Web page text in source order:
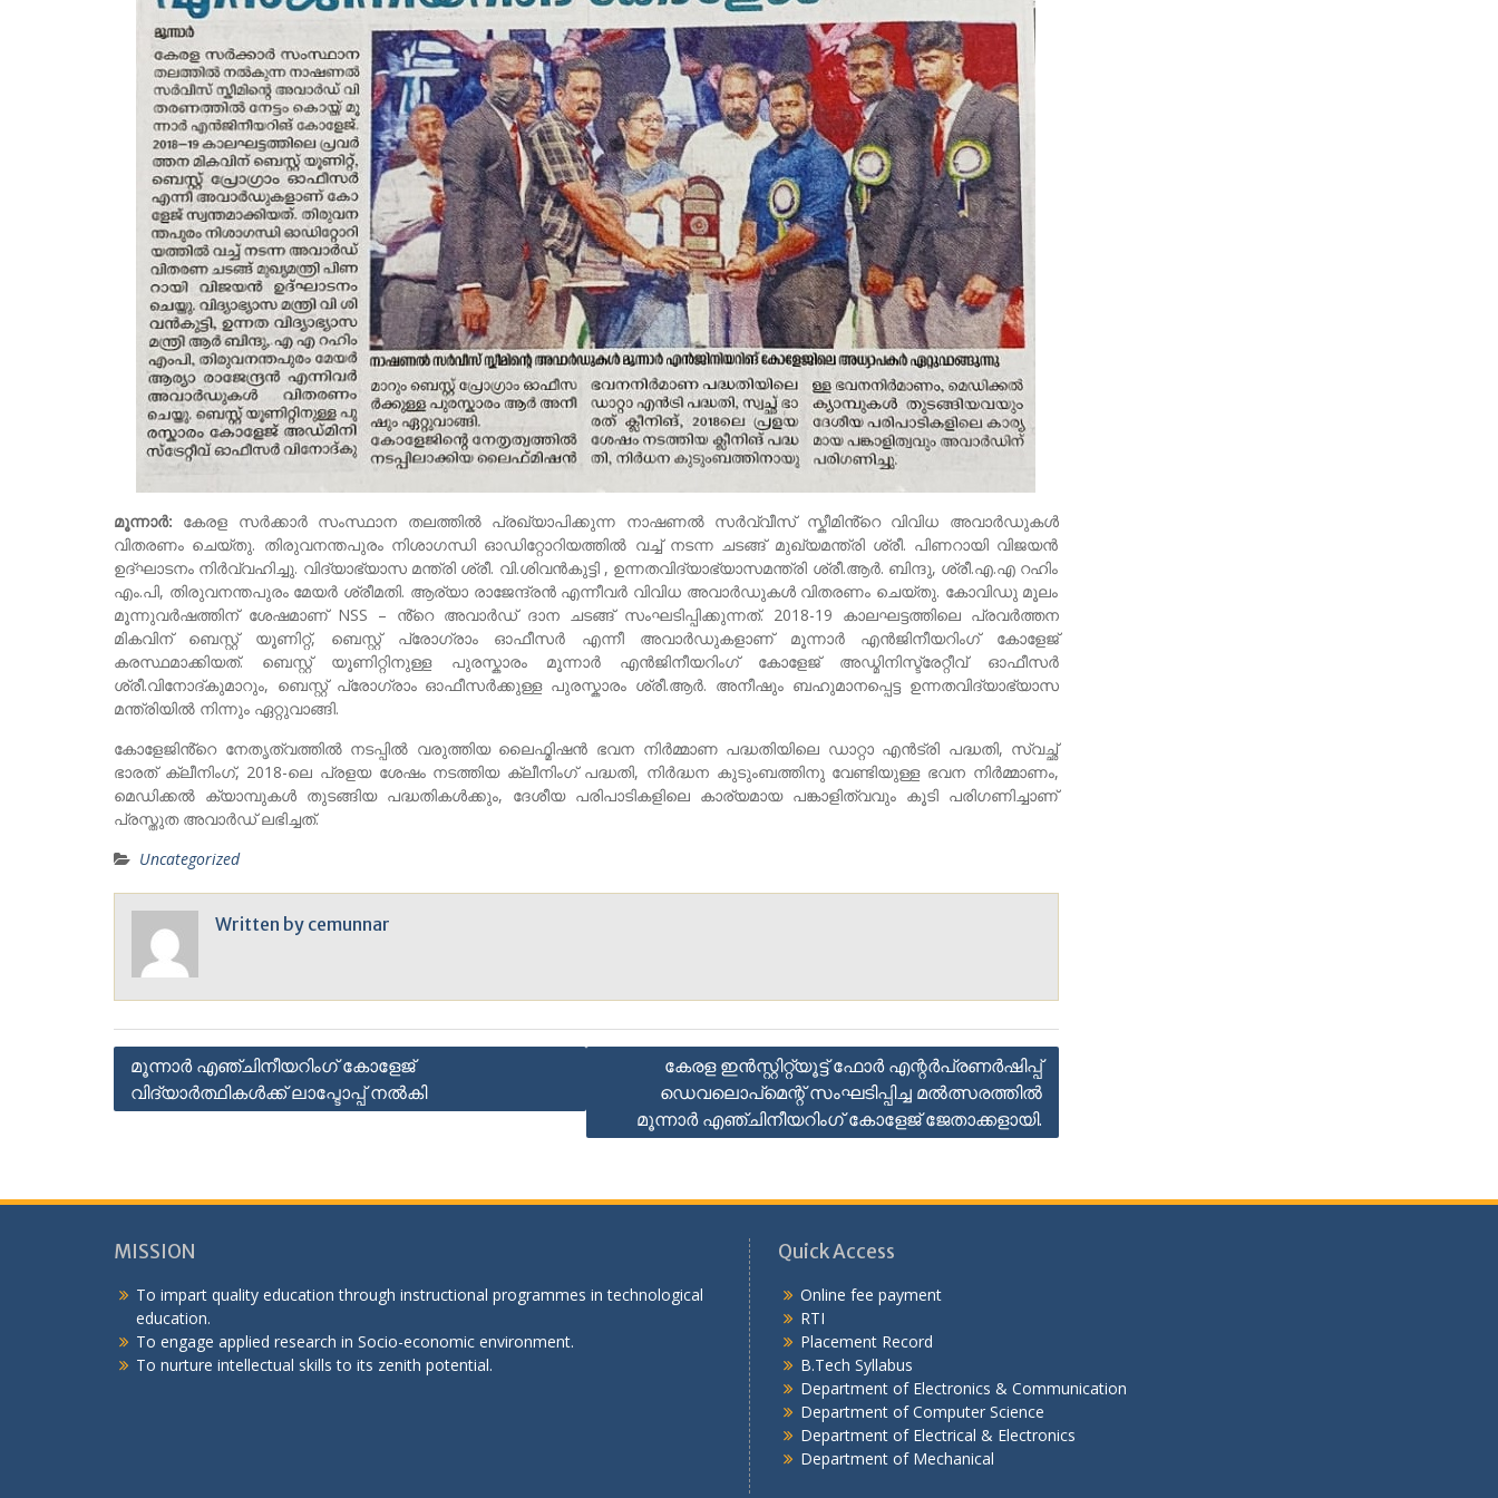
മൂന്നാർ: കേരള സർക്കാർ സംസ്ഥാന തലത്തിൽ പ്രഖ്യാപിക്കുന്ന നാഷണൽ സർവ്വീസ് സ്കീമിൻ്റെ വിവിധ അവാർഡുകൾ
വിതരണം ചെയ്തു. തിരുവനന്തപുരം നിശാഗന്ധി ഓഡിറ്റോറിയത്തിൽ വച്ച് നടന്ന ചടങ്ങ് മുഖ്യമന്ത്രി ശ്രീ. പിണറായി വിജയൻ
ഉദ്ഘാടനം നിർവ്വഹിച്ചു. വിദ്യാഭ്യാസ മന്ത്രി ശ്രീ. വി.ശിവൻകുട്ടി , ഉന്നതവിദ്യാഭ്യാസമന്ത്രി ശ്രീ.ആർ. ബിന്ദു, ശ്രീ.എ.എ റഹിം
എം.പി, തിരുവനന്തപുരം മേയർ ശ്രീമതി. ആര്യാ രാജേന്ദ്രൻ എന്നീവർ വിവിധ അവാർഡുകൾ വിതരണം ചെയ്തു. കോവിഡു മൂലം
മൂന്നുവർഷത്തിന് ശേഷമാണ് NSS – ൻ്റെ അവാർഡ് ദാന ചടങ്ങ് സംഘടിപ്പിക്കുന്നത്. 2018-19 കാലഘട്ടത്തിലെ പ്രവർത്തന
മികവിന് ബെസ്റ്റ് യൂണിറ്റ്, ബെസ്റ്റ് പ്രോഗ്രാം ഓഫീസർ എന്നീ അവാർഡുകളാണ് മൂന്നാർ എൻജിനീയറിംഗ് കോളേജ്
കരസ്ഥമാക്കിയത്. ബെസ്റ്റ് യൂണിറ്റിനുള്ള പുരസ്കാരം മൂന്നാർ എൻജിനീയറിംഗ് കോളേജ് അഡ്മിനിസ്ട്രേറ്റീവ് ഓഫീസർ
ശ്രീ.വിനോദ്കുമാറും, ബെസ്റ്റ് പ്രോഗ്രാം ഓഫീസർക്കുള്ള പുരസ്കാരം ശ്രീ.ആർ. അനീഷും ബഹുമാനപ്പെട്ട ഉന്നതവിദ്യാഭ്യാസ
മന്ത്രിയിൽ നിന്നും ഏറ്റുവാങ്ങി.
കോളേജിൻ്റെ നേതൃത്വത്തിൽ നടപ്പിൽ വരുത്തിയ ലൈഫ്മിഷൻ ഭവന നിർമ്മാണ പദ്ധതിയിലെ ഡാറ്റാ എൻട്രി പദ്ധതി, സ്വച്ഛ്
ഭാരത് ക്ലീനിംഗ്, 2018-ലെ പ്രളയ ശേഷം നടത്തിയ ക്ലീനിംഗ് പദ്ധതി, നിർദ്ധന കുടുംബത്തിനു വേണ്ടിയുള്ള ഭവന നിർമ്മാണം,
മെഡിക്കൽ ക്യാമ്പുകൾ തുടങ്ങിയ പദ്ധതികൾക്കും, ദേശീയ പരിപാടികളിലെ കാര്യമായ പങ്കാളിത്വവും കൂടി പരിഗണിച്ചാണ്
പ്രസ്തുത അവാർഡ് ലഭിച്ചത്.
Uncategorized
Written by cemunnar
Post
navigation
മൂന്നാർ എഞ്ചിനീയറിംഗ് കോളേജ്
വിദ്യാർത്ഥികൾക്ക് ലാപ്ടോപ്പ് നൽകി
കേരള ഇൻസ്റ്റിറ്റ്യൂട്ട് ഫോർ എന്റർപ്രണർഷിപ്പ്
ഡെവലൊപ്മെന്റ് സംഘടിപ്പിച്ച മൽത്സരത്തിൽ
മൂന്നാർ എഞ്ചിനീയറിംഗ് കോളേജ് ജേതാക്കളായി.
MISSION
To impart quality education through instructional programmes in technological
education.
To engage applied research in Socio-economic environment.
To nurture intellectual skills to its zenith potential.
Quick Access
Online fee payment
RTI
Placement Record
B.Tech Syllabus
Department of Electronics & Communication
Department of Computer Science
Department of Electrical & Electronics
Department of Mechanical